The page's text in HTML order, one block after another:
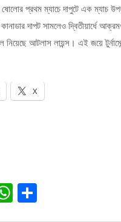
প্রথম ম্যাচে দাপুটে এক ম্যাচ
দাপট সামলেও দ্বিতীয়ার্ধে
আটলাস লায়ন্স। এই জয়ে
X
W